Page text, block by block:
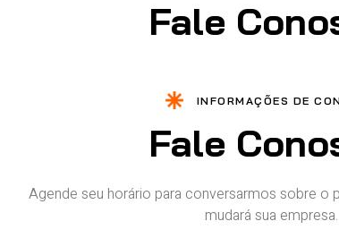
Fale
INFORMAÇÕES DE
Fale
Agende seu horário para conversarmos sobre o
mudará sua empresa.